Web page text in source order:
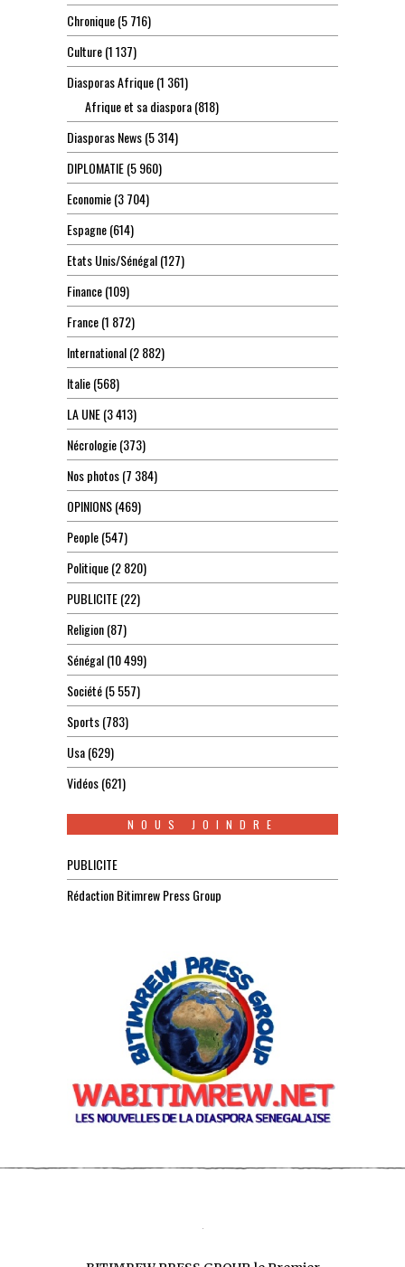
Chronique(5 716)
Culture(1 137)
Diasporas Afrique(1 361)
Afrique et sa diaspora(818)
Diasporas News(5 314)
DIPLOMATIE(5 960)
Economie(3 704)
Espagne(614)
Etats Unis/Sénégal(127)
Finance(109)
France(1 872)
International(2 882)
Italie(568)
LA UNE(3 413)
Nécrologie(373)
Nos photos(7 384)
OPINIONS(469)
People(547)
Politique(2 820)
PUBLICITE(22)
Religion(87)
Sénégal(10 499)
Société(5 557)
Sports(783)
Usa(629)
Vidéos(621)
NOUS JOINDRE
PUBLICITE
Rédaction Bitimrew Press Group